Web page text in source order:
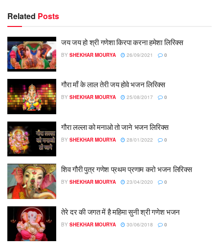
Related Posts
जय जय हो श्री गणेशा किरपा करना हमेशा लिरिक्स
BY SHEKHAR MOURYA 26/09/2021 0
गौरा माँ के लाल तेरी जय होवे भजन लिरिक्स
BY SHEKHAR MOURYA 25/08/2017 0
गौरा लल्ला को मनाओ तो जाने भजन लिरिक्स
BY SHEKHAR MOURYA 28/01/2022 0
शिव गौरी पुत्र गणेश प्रथम प्रणाम करो भजन लिरिक्स
BY SHEKHAR MOURYA 23/04/2020 0
तेरे दर की जगत में है महिमा सुनी श्री गणेश भजन
BY SHEKHAR MOURYA 30/06/2018 0